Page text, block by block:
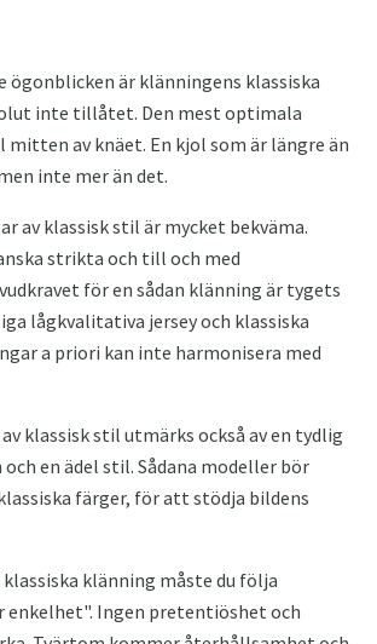
ögonblicken är klänningens klassiska
inte tillåtet. Den mest optimala
mitten av knäet. En kjol som är längre än
inte mer än det.
av klassisk stil är mycket bekväma.
strikta och till och med
för en sådan klänning är tygets
lågkvalitativa jersey och klassiska
a priori kan inte harmonisera med
klassisk stil utmärks också av en tydlig
en ädel stil. Sådana modeller bör
färger, för att stödja bildens
klänning måste du följa
enkelhet". Ingen pretentiöshet och